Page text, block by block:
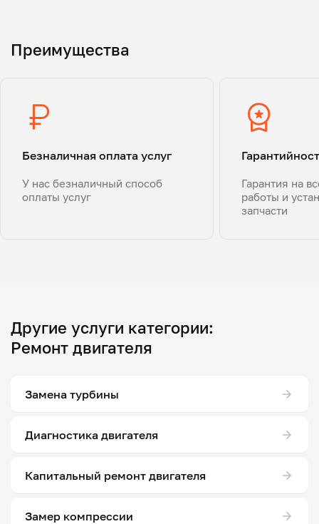
Преимущества
Безналичная оплата услуг
У нас безналичный способ
оплаты услуг
Гарантия на
работы и
запчасти
Другие услуги категории:
Ремонт двигателя
Замена турбины
Диагностика двигателя
Капитальный ремонт двигателя
Замер компрессии